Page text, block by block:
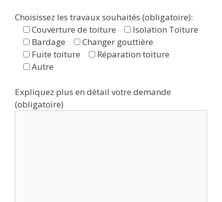
Choisissez les travaux souhaités (obligatoire):
Couverture de toiture
Isolation Toiture
Bardage
Changer gouttière
Fuite toiture
Réparation toiture
Autre
Expliquez plus en détail votre demande
(obligatoire)